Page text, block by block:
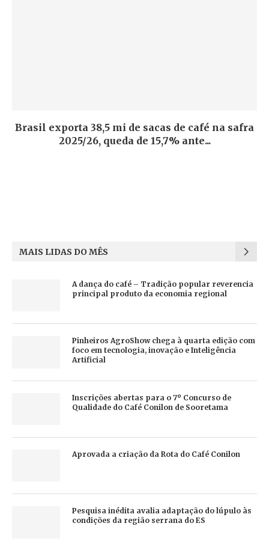
Brasil exporta 38,5 mi de sacas de café na safra
2025/26, queda de 15,7% ante...
MAIS LIDAS DO MÊS
A dança do café – Tradição popular reverencia
principal produto da economia regional
Pinheiros AgroShow chega à quarta edição com
foco em tecnologia, inovação e Inteligência
Artificial
Inscrições abertas para o 7º Concurso de
Qualidade do Café Conilon de Sooretama
Aprovada a criação da Rota do Café Conilon
Pesquisa inédita avalia adaptação do lúpulo às
condições da região serrana do ES